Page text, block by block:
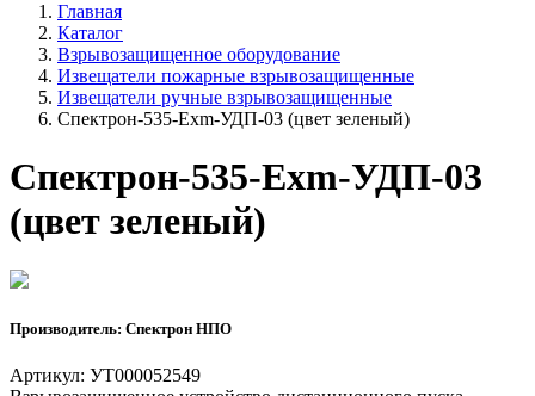
Главная
Каталог
Взрывозащищенное оборудование
Извещатели пожарные взрывозащищенные
Извещатели ручные взрывозащищенные
Спектрон-535-Exm-УДП-03 (цвет зеленый)
Спектрон-535-Exm-УДП-03
(цвет зеленый)
Производитель: Спектрон НПО
Артикул: УТ000052549